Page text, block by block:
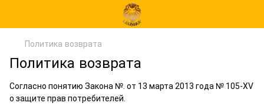
Политика возврата
Политика возврата
Согласно понятию Закона №. от 13 марта 2013 года № 105-XV
о защите прав потребителей.